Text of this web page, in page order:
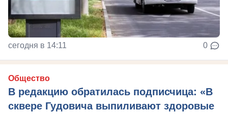
сегодня в 14:11 0
Общество
В редакцию обратилась подписчица: «В
сквере Гудовича выпиливают здоровые